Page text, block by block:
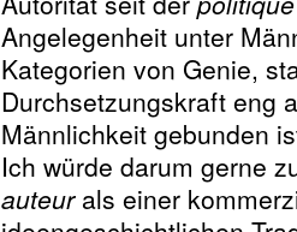
Angelegenheit unter
Kategorien von Genie,
Durchsetzungskraft eng
Männlichkeit gebunden
Ich würde darum gerne
auteurals einer